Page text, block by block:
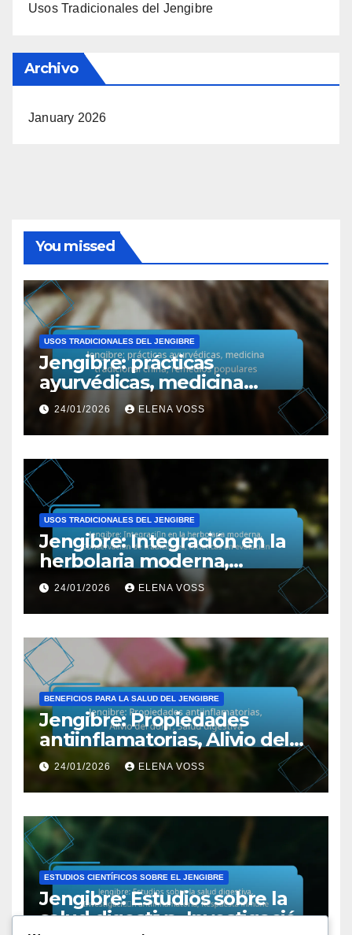
Usos Tradicionales del Jengibre
Archivo
January 2026
You missed
USOS TRADICIONALES DEL JENGIBRE
Jengibre: prácticas
ayurvédicas, medicina
tradicional china, remedios
populares
24/01/2026 ELENA VOSS
USOS TRADICIONALES DEL JENGIBRE
Jengibre: Integración en la
herbolaria moderna,
Conservación de tradiciones,
Prácticas en evolución
24/01/2026 ELENA VOSS
BENEFICIOS PARA LA SALUD DEL JENGIBRE
Jengibre: Propiedades
antiinflamatorias, Alivio del
dolor, Salud digestiva
24/01/2026 ELENA VOSS
ESTUDIOS CIENTÍFICOS SOBRE EL JENGIBRE
Jengibre: Estudios sobre la
salud digestiva, Investigación